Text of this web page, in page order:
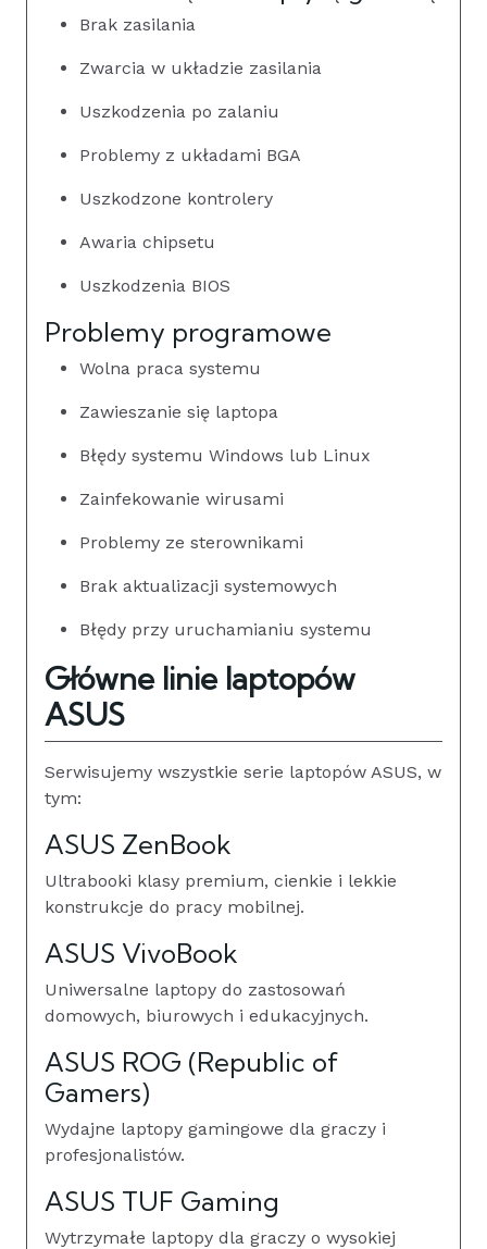
Brak zasilania
Zwarcia w układzie zasilania
Uszkodzenia po zalaniu
Problemy z układami BGA
Uszkodzone kontrolery
Awaria chipsetu
Uszkodzenia BIOS
Problemy programowe
Wolna praca systemu
Zawieszanie się laptopa
Błędy systemu Windows lub Linux
Zainfekowanie wirusami
Problemy ze sterownikami
Brak aktualizacji systemowych
Błędy przy uruchamianiu systemu
Główne linie laptopów
ASUS
Serwisujemy wszystkie serie laptopów ASUS, w
tym:
ASUS ZenBook
Ultrabooki klasy premium, cienkie i lekkie
konstrukcje do pracy mobilnej.
ASUS VivoBook
Uniwersalne laptopy do zastosowań
domowych, biurowych i edukacyjnych.
ASUS ROG (Republic of
Gamers)
Wydajne laptopy gamingowe dla graczy i
profesjonalistów.
ASUS TUF Gaming
Wytrzymałe laptopy dla graczy o wysokiej